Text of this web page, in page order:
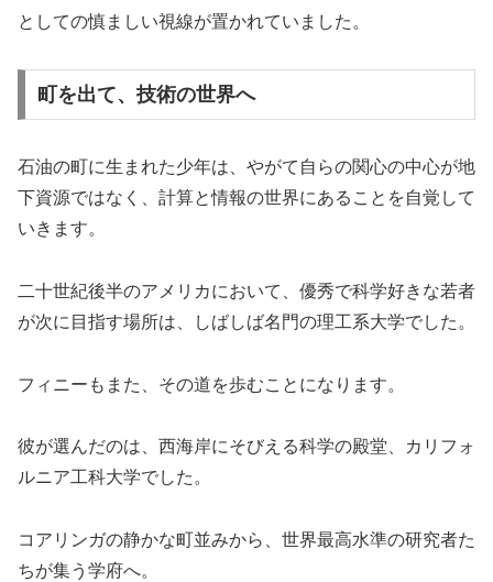
としての慎ましい視線が置かれていました。
町を出て、技術の世界へ
石油の町に生まれた少年は、やがて自らの関心の中心が地
下資源ではなく、計算と情報の世界にあることを自覚して
いきます。
二十世紀後半のアメリカにおいて、優秀で科学好きな若者
が次に目指す場所は、しばしば名門の理工系大学でした。
フィニーもまた、その道を歩むことになります。
彼が選んだのは、西海岸にそびえる科学の殿堂、カリフォ
ルニア工科大学でした。
コアリンガの静かな町並みから、世界最高水準の研究者た
ちが集う学府へ。